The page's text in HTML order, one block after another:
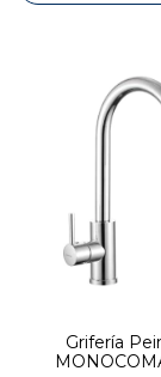
Grifería